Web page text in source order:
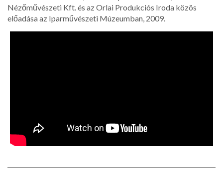
Nézőművészeti Kft. és az Orlai Produkciós Iroda közös
előadása az Iparművészeti Múzeumban, 2009.